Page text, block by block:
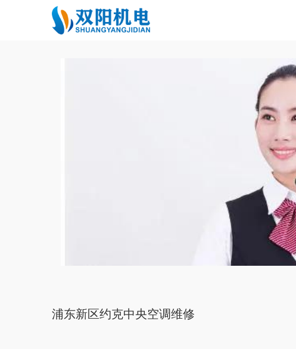
浦东新区约克中央空调维修